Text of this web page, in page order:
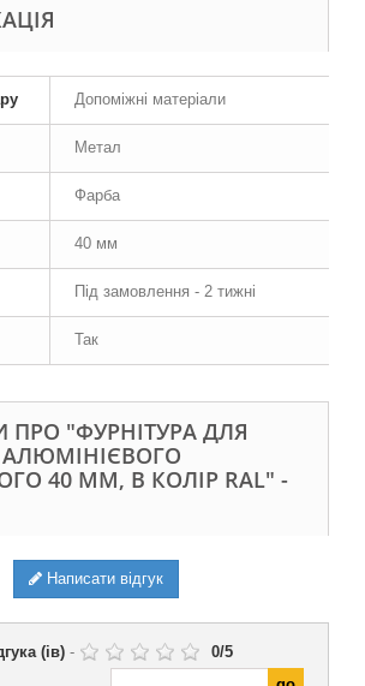
Допоміжні матеріали
Метал
Фарба
40 мм
Під замовлення - 2 тижні
Так
ПРО "ФУРНІТУРА ДЛЯ
АЛЮМІНІЄВОГО
40 ММ, В КОЛІР RAL" -
Написати відгук
(ів) - 0/5